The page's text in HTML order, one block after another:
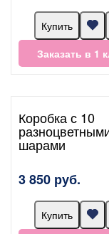
Купить
Заказать в 1
Коробка с 10
шарами
3 850 руб.
Купить